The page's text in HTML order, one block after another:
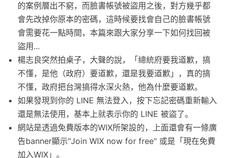
的案例層出不窮，而臉書帳號被盜用之後，對方幾乎都
會先改掉你原本的密碼，這時候要找會自己的臉書帳號
會需要花一點時間，本篇來跟大家分享一下如何找回被
盜用...
楊志良突然拍桌子，大聲的說，「總統府要我道歉，搞
不懂，是他（政府）要道歉，還是我要道歉」，真的搞
不懂，政府把台灣搞得水深火熱，他為什麼要道歉。
如果發現到你的 LINE 無法登入，按下忘記密碼重新輸入
還是無法使用，基本上就表示你的 LINE 被盜了。
網站是透過免費版本的WIX所架設的，上面還會有一條廣
告banner顯示"Join WIX now for free" 或是「現在免費
加入WIX」。